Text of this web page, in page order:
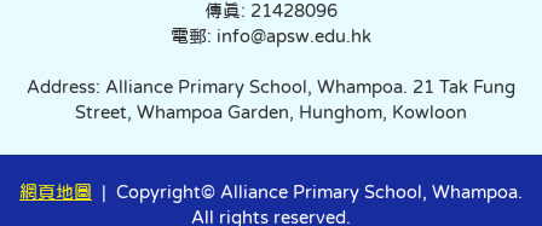
傳真: 21428096
電郵: info@apsw.edu.hk
Address: Alliance Primary School, Whampoa. 21 Tak Fung
Street, Whampoa Garden, Hunghom, Kowloon
網頁地圖
| Copyright© Alliance Primary School, Whampoa.
All rights reserved.